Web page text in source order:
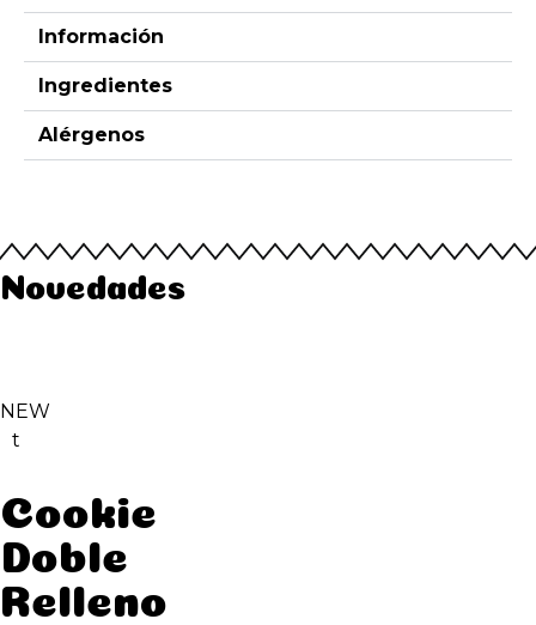
Información
Ingredientes
Alérgenos
Novedades
NEW
t
Cookie
Doble
Relleno